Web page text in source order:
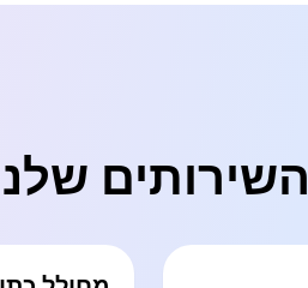
השירותים